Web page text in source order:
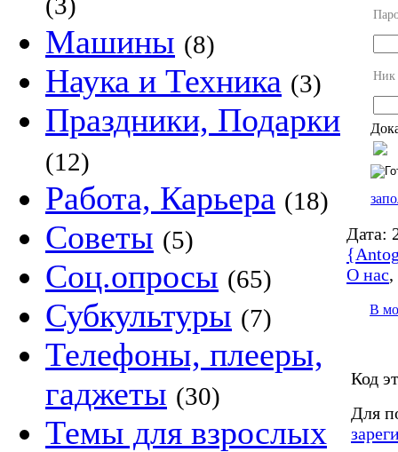
Машины (8)
Наука и Техника (3)
Праздники, Подарки
(12)
Работа, Карьера (18)
Советы (5)
Соц.опросы (65)
Субкультуры (7)
Телефоны, плееры,
гаджеты (30)
Темы для взрослых
Ник
Дата:
О нас
В
Код
Для